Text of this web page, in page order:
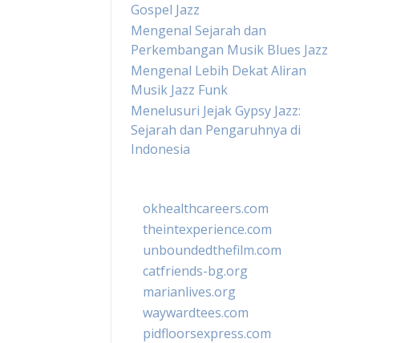
Gospel Jazz
Mengenal Sejarah dan
Perkembangan Musik Blues Jazz
Mengenal Lebih Dekat Aliran
Musik Jazz Funk
Menelusuri Jejak Gypsy Jazz:
Sejarah dan Pengaruhnya di
Indonesia
okhealthcareers.com
theintexperience.com
unboundedthefilm.com
catfriends-bg.org
marianlives.org
waywardtees.com
pidfloorsexpress.com